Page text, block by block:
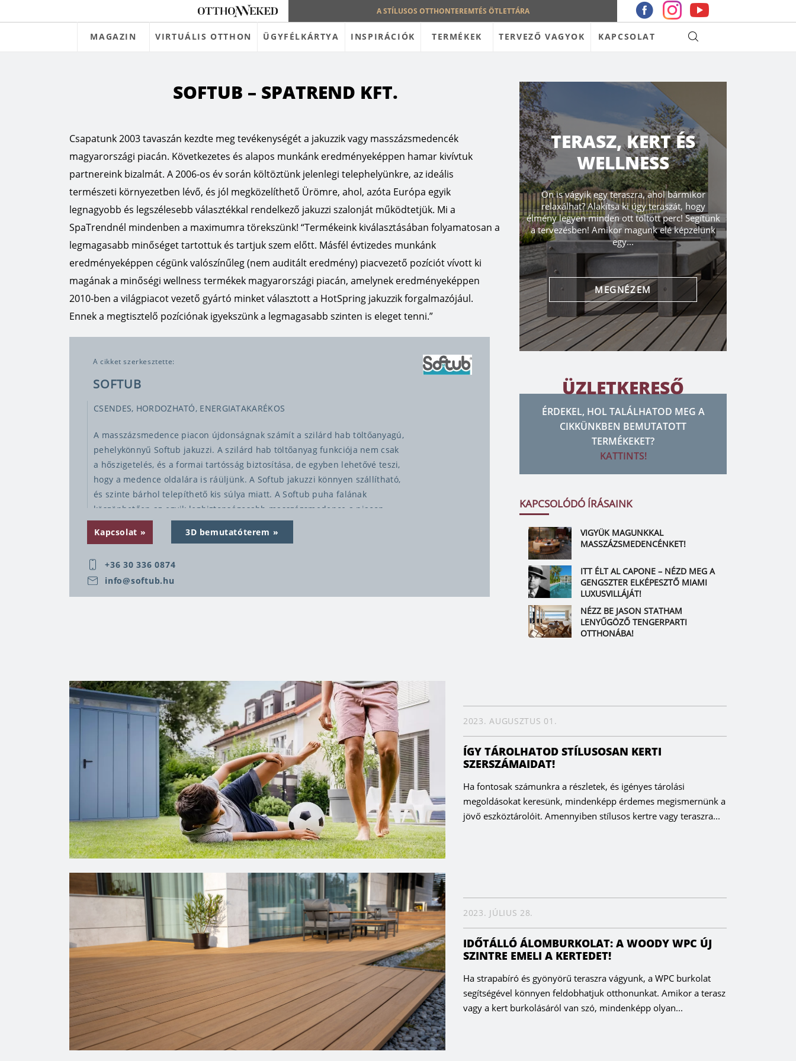
A STÍLUSOS OTTHONTEREMTÉS ÖTLETTÁRA
MAGAZIN VIRTUÁLIS OTTHON ÜGYFÉLKÁRTYA INSPIRÁCIÓK TERMÉKEK TERVEZŐ VAGYOK KAPCSOLAT
SOFTUB – SPATREND KFT.
Csapatunk 2003 tavaszán kezdte meg tevékenységét a jakuzzik vagy masszázsmedencék
magyarországi piacán. Következetes és alapos munkánk eredményeképpen hamar kivívtuk
partnereink bizalmát. A 2006-os év során költöztünk jelenlegi telephelyünkre, az ideális
természeti környezetben lévő, és jól megközelíthető Ürömre, ahol, azóta Európa egyik
legnagyobb és legszélesebb választékkal rendelkező jakuzzi szalonját működtetjük. Mi a
SpaTrendnél mindenben a maximumra törekszünk! “Termékeink kiválasztásában folyamatosan a
legmagasabb minőséget tartottuk és tartjuk szem előtt. Másfél évtizedes munkánk
eredményeképpen cégünk valószínűleg (nem auditált eredmény) piacvezető pozíciót vívott ki
magának a minőségi wellness termékek magyarországi piacán, amelynek eredményeképpen
2010-ben a világpiacot vezető gyártó minket választott a HotSpring jakuzzik forgalmazójául.
Ennek a megtisztelő pozíciónak igyekszünk a legmagasabb szinten is eleget tenni.”
A cikket szerkesztette:
SOFTUB
CSENDES, HORDOZHATÓ, ENERGIATAKARÉKOS
A masszázsmedence piacon újdonságnak számít a szilárd hab töltőanyagú,
pehelykönnyű Softub jakuzzi. A szilárd hab töltőanyag funkciója nem csak
a hőszigetelés, és a formai tartósság biztosítása, de egyben lehetővé teszi,
hogy a medence oldalára is ráüljünk. A Softub jakuzzi könnyen szállítható,
és szinte bárhol telepíthető kis súlya miatt. A Softub puha falának
köszönhetően az egyik legbiztonságosabb masszázsmedence a piacon,
melyben még a legkisebbek sem üthetik meg magukat, így kisgyermekes
családok számára nagyszerű választás lehet.
A Softub segít ellazulni, kikapcsolódni a stresszes, rohanó
mindennapokban. Olyan minőségi puhafalú masszázsmedence ami
a Whisper technológia alkalmazásával a Softub a világ legcsendesebb
Kapcsolat 3D bemutatóterem
+36 30 336 0874
info@softub.hu
TERASZ, KERT ÉS
WELLNESS
Ön is vágyik egy teraszra, ahol bármikor
relaxálhat? Alakítsa ki úgy teraszát, hogy
élmény legyen minden ott töltött perc! Segítünk
a tervezésben! Amikor magunk elé képzelünk
egy...
MEGNÉZEM
ÜZLETKERESŐ
ÉRDEKEL, HOL TALÁLHATOD MEG A
CIKKÜNKBEN BEMUTATOTT
TERMÉKEKET?
KATTINTS!
KAPCSOLÓDÓ ÍRÁSAINK
VIGYÜK MAGUNKKAL
MASSZÁZSMEDENCÉNKET!
ITT ÉLT AL CAPONE – NÉZD MEG A
GENGSZTER ELKÉPESZTŐ MIAMI
LUXUSVILLÁJÁT!
NÉZZ BE JASON STATHAM
LENYŰGÖZŐ TENGERPARTI
OTTHONÁBA!
2023. AUGUSZTUS 01.
ÍGY TÁROLHATOD STÍLUSOSAN KERTI
SZERSZÁMAIDAT!
Ha fontosak számunkra a részletek, és igényes tárolási
megoldásokat keresünk, mindenképp érdemes megismernünk a
jövő eszköztárolóit. Amennyiben stílusos kertre vagy teraszra...
2023. JÚLIUS 28.
IDŐTÁLLÓ ÁLOMBURKOLAT: A WOODY WPC ÚJ
SZINTRE EMELI A KERTEDET!
Ha strapabíró és gyönyörű teraszra vágyunk, a WPC burkolat
segítségével könnyen feldobhatjuk otthonunkat. Amikor a terasz
vagy a kert burkolásáról van szó, mindenképp olyan...